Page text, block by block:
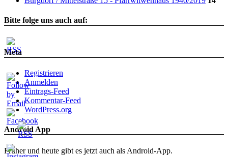
Bitte folge uns auch auf:
Meta
Registrieren
Anmelden
Eintrags-Feed
Kommentar-Feed
WordPress.org
Android App
Früher und heute gibt es jetzt auch als Android-App.